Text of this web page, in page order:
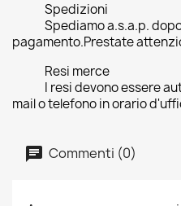
Spedizioni
Spediamo a.s.a.p.
pagamento.Prestate
Resi merce
I resi devono essere
mail o telefono in orario
Commenti (0)